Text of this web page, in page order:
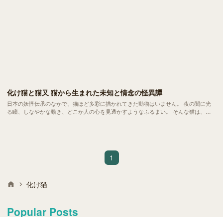
化け猫と猫又 猫から生まれた未知と情念の怪異譚
日本の妖怪伝承のなかで、猫ほど多彩に描かれてきた動物はいません。 夜の闇に光
る瞳、しなやかな動き、どこか人の心を見透かすようなふるまい。 そんな猫は、古
1
化け猫
Popular Posts